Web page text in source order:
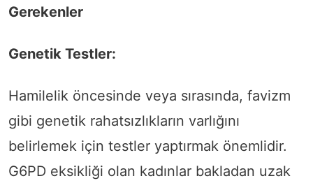
Gerekenler
Genetik Testler:
Hamilelik öncesinde veya sırasında, favizm
gibi genetik rahatsızlıkların varlığını
belirlemek için testler yaptırmak önemlidir.
G6PD eksikliği olan kadınlar bakladan uzak